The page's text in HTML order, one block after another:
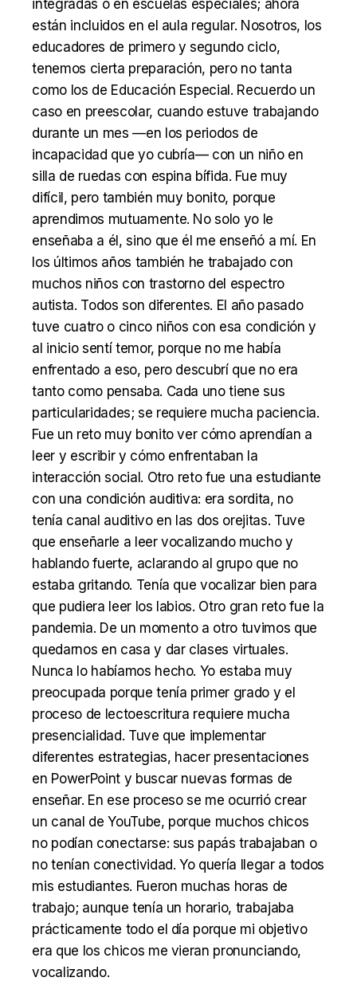
integradas o en escuelas especiales; ahora
están incluidos en el aula regular. Nosotros, los
educadores de primero y segundo ciclo,
tenemos cierta preparación, pero no tanta
como los de Educación Especial. Recuerdo un
caso en preescolar, cuando estuve trabajando
durante un mes —en los periodos de
incapacidad que yo cubría— con un niño en
silla de ruedas con espina bífida. Fue muy
difícil, pero también muy bonito, porque
aprendimos mutuamente. No solo yo le
enseñaba a él, sino que él me enseñó a mí. En
los últimos años también he trabajado con
muchos niños con trastorno del espectro
autista. Todos son diferentes. El año pasado
tuve cuatro o cinco niños con esa condición y
al inicio sentí temor, porque no me había
enfrentado a eso, pero descubrí que no era
tanto como pensaba. Cada uno tiene sus
particularidades; se requiere mucha paciencia.
Fue un reto muy bonito ver cómo aprendían a
leer y escribir y cómo enfrentaban la
interacción social. Otro reto fue una estudiante
con una condición auditiva: era sordita, no
tenía canal auditivo en las dos orejitas. Tuve
que enseñarle a leer vocalizando mucho y
hablando fuerte, aclarando al grupo que no
estaba gritando. Tenía que vocalizar bien para
que pudiera leer los labios. Otro gran reto fue la
pandemia. De un momento a otro tuvimos que
quedarnos en casa y dar clases virtuales.
Nunca lo habíamos hecho. Yo estaba muy
preocupada porque tenía primer grado y el
proceso de lectoescritura requiere mucha
presencialidad. Tuve que implementar
diferentes estrategias, hacer presentaciones
en PowerPoint y buscar nuevas formas de
enseñar. En ese proceso se me ocurrió crear
un canal de YouTube, porque muchos chicos
no podían conectarse: sus papás trabajaban o
no tenían conectividad. Yo quería llegar a todos
mis estudiantes. Fueron muchas horas de
trabajo; aunque tenía un horario, trabajaba
prácticamente todo el día porque mi objetivo
era que los chicos me vieran pronunciando,
vocalizando.